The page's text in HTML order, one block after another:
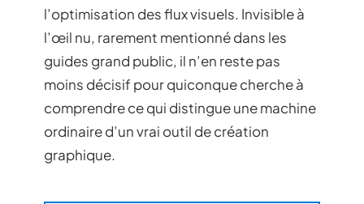
l’optimisation des flux visuels. Invisible à
l’œil nu, rarement mentionné dans les
guides grand public, il n’en reste pas
moins décisif pour quiconque cherche à
comprendre ce qui distingue une machine
ordinaire d’un vrai outil de création
graphique.